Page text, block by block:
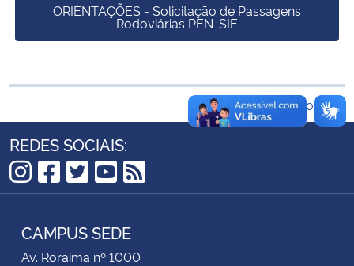
Secretaria-Geral
Secretaria de Governo
ORIENTAÇÕES - Solicitação de Passagens
Rodoviárias PEN-SIE
Voltar ao topo
REDES SOCIAIS:
Instagram
Facebook
Twitter
YouTube
RSS
CAMPUS SEDE
Av. Roraima nº 1000